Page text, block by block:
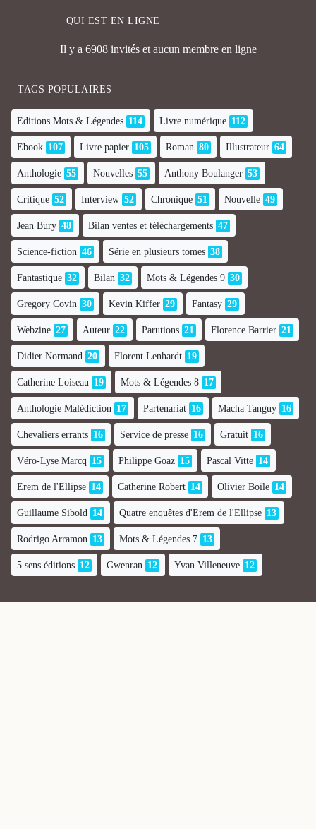
QUI EST EN LIGNE
Il y a 6908 invités et aucun membre en ligne
TAGS POPULAIRES
Editions Mots & Légendes 114 Livre numérique 112
Ebook 107 Livre papier 105 Roman 80 Illustrateur 64
Anthologie 55 Nouvelles 55 Anthony Boulanger 53
Critique 52 Interview 52 Chronique 51 Nouvelle 49
Jean Bury 48 Bilan ventes et téléchargements 47
Science-fiction 46 Série en plusieurs tomes 38
Fantastique 32 Bilan 32 Mots & Légendes 9 30
Gregory Covin 30 Kevin Kiffer 29 Fantasy 29
Webzine 27 Auteur 22 Parutions 21 Florence Barrier 21
Didier Normand 20 Florent Lenhardt 19
Catherine Loiseau 19 Mots & Légendes 8 17
Anthologie Malédiction 17 Partenariat 16 Macha Tanguy 16
Chevaliers errants 16 Service de presse 16 Gratuit 16
Véro-Lyse Marcq 15 Philippe Goaz 15 Pascal Vitte 14
Erem de l'Ellipse 14 Catherine Robert 14 Olivier Boile 14
Guillaume Sibold 14 Quatre enquêtes d'Erem de l'Ellipse 13
Rodrigo Arramon 13 Mots & Légendes 7 13
5 sens éditions 12 Gwenran 12 Yvan Villeneuve 12